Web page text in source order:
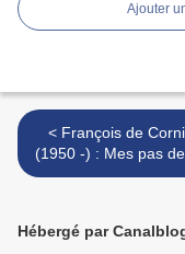
Ajouter
< François de Cornière
(1950 -) : Mes pas
mon cœur
Hébergé par